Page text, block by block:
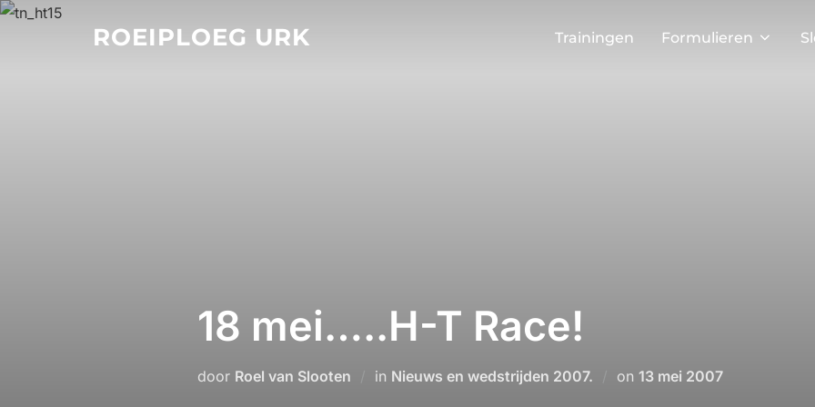
Ga
ROEIPLOEG URK Trainingen Formulieren
18 mei…..H-T Race!
door Roel van Slooten in Nieuws en wedstrijden 2007. on Geplaatst
13 mei 2007